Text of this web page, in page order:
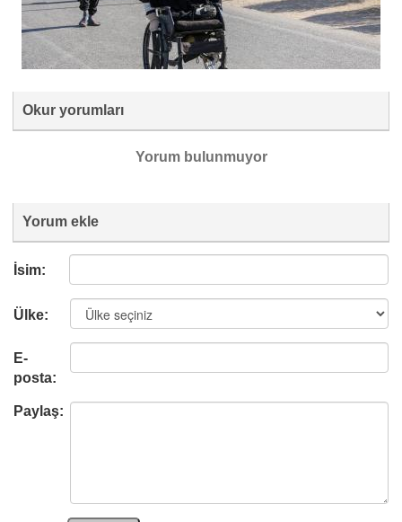
Okur yorumları
Yorum bulunmuyor
Yorum ekle
İsim:
Ülke:
E-
posta:
Paylaş: